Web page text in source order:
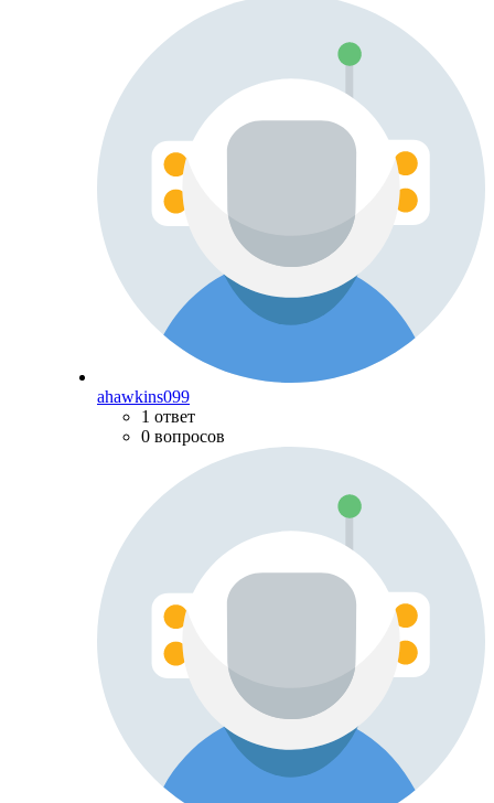
ahawkins099
1 ответ
0 вопросов